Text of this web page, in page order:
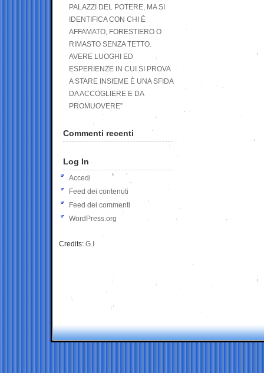
PALAZZI DEL POTERE, MA SI
IDENTIFICA CON CHI È
AFFAMATO, FORESTIERO O
RIMASTO SENZA TETTO.
AVERE LUOGHI ED
ESPERIENZE IN CUI SI PROVA
A STARE INSIEME È UNA SFIDA
DA ACCOGLIERE E DA
PROMUOVERE”
Commenti recenti
Log In
Accedi
Feed dei contenuti
Feed dei commenti
WordPress.org
Credits: G.I